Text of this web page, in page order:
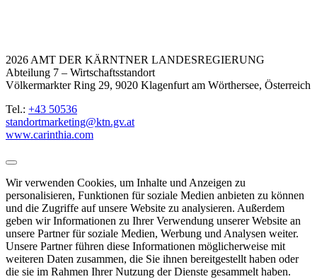
2026 AMT DER KÄRNTNER LANDESREGIERUNG
Abteilung 7 – Wirtschaftsstandort
Völkermarkter Ring 29, 9020 Klagenfurt am Wörthersee, Österreich
Tel.: +43 50536
standortmarketing@ktn.gv.at
www.carinthia.com
Wir verwenden Cookies, um Inhalte und Anzeigen zu
personalisieren, Funktionen für soziale Medien anbieten zu können
und die Zugriffe auf unsere Website zu analysieren. Außerdem
geben wir Informationen zu Ihrer Verwendung unserer Website an
unsere Partner für soziale Medien, Werbung und Analysen weiter.
Unsere Partner führen diese Informationen möglicherweise mit
weiteren Daten zusammen, die Sie ihnen bereitgestellt haben oder
die sie im Rahmen Ihrer Nutzung der Dienste gesammelt haben.